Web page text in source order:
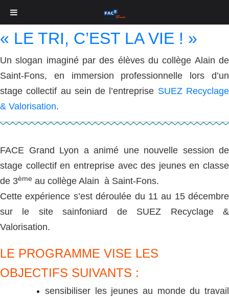
Étiquette : école
« LE TRI, C’EST LA VIE ! »
Un slogan imaginé par des élèves du collège Alain de
Saint-Fons, en immersion professionnelle lors d’un
stage collectif au sein de l’entreprise SUEZ Recyclage
& Valorisation.
FACE Grand Lyon a animé une nouvelle session de
stage collectif en entreprise avec des jeunes en classe
de 3ème au collège Alain à Saint-Fons.
Cette expérience s’est déroulée du 11 au 15 décembre
sur le site sainfoniard de SUEZ Recyclage &
Valorisation.
LE PROGRAMME VISE LES
OBJECTIFS SUIVANTS :
sensibiliser les jeunes au monde du travail